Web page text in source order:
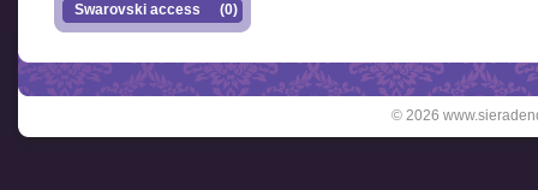
Swarovski accesso..
(0)
© 2026